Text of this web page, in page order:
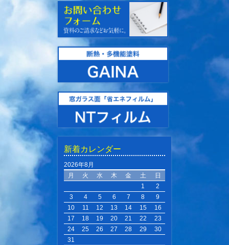
新着カレンダー
2026年8月
月
火 水 木 金 土 日
1
2
3
4 5 6 7 8
9
10
11 12 13 14 15
16
17
18 19 20 21 22
23
24
25 26 27 28 29
30
31